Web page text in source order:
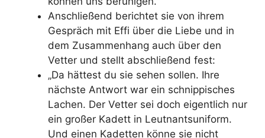
Anschließend berichtet sie von ihrem
Gespräch mit Effi über die Liebe und in
dem Zusammenhang auch über den
Vetter und stellt abschließend fest:
„Da hättest du sie sehen sollen. Ihre
nächste Antwort war ein schnippisches
Lachen. Der Vetter sei doch eigentlich nur
ein großer Kadett in Leutnantsuniform.
Und einen Kadetten könne sie nicht